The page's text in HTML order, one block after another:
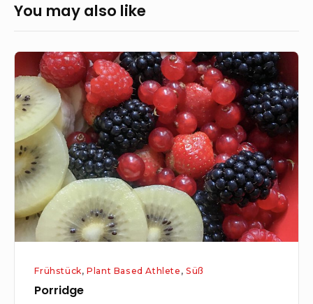
You may also like
Porridge
Frühstück,Plant Based Athlete , Süß
Porridge